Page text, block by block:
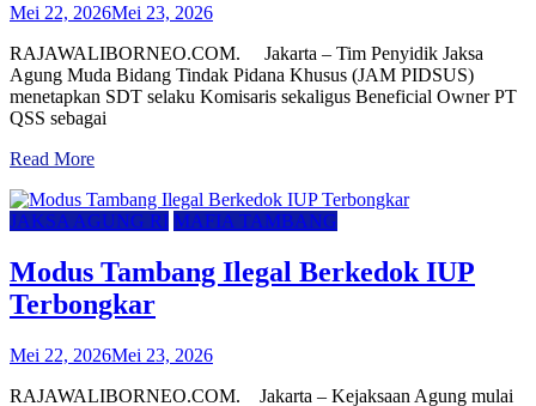
Mei 22, 2026Mei 23, 2026
RAJAWALIBORNEO.COM. Jakarta – Tim Penyidik Jaksa
Agung Muda Bidang Tindak Pidana Khusus (JAM PIDSUS)
menetapkan SDT selaku Komisaris sekaligus Beneficial Owner PT
QSS sebagai
Read More
JAKSA AGUNG RI MAFIA TAMBANG
Modus Tambang Ilegal Berkedok IUP
Terbongkar
Mei 22, 2026Mei 23, 2026
RAJAWALIBORNEO.COM. Jakarta – Kejaksaan Agung mulai